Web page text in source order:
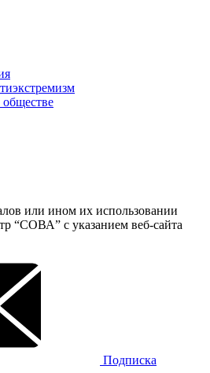
обществе
или ином их использовании
“СОВА” с указанием веб-сайта
Подписка